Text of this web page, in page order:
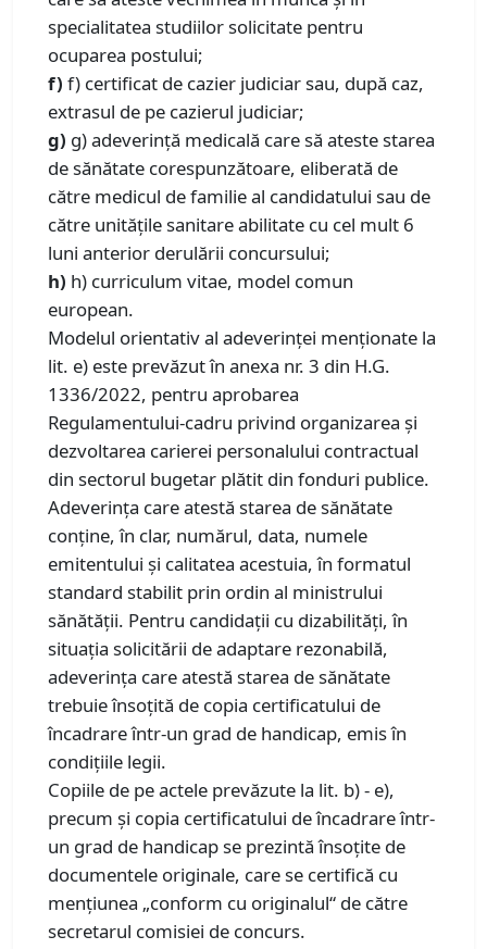
specialitatea studiilor solicitate pentru
ocuparea postului;
f) f) certificat de cazier judiciar sau, după caz,
extrasul de pe cazierul judiciar;
g) g) adeverință medicală care să ateste starea
de sănătate corespunzătoare, eliberată de
către medicul de familie al candidatului sau de
către unitățile sanitare abilitate cu cel mult 6
luni anterior derulării concursului;
h) h) curriculum vitae, model comun
european.
Modelul orientativ al adeverinţei menţionate la
lit. e) este prevăzut în anexa nr. 3 din H.G.
1336/2022, pentru aprobarea
Regulamentului-cadru privind organizarea şi
dezvoltarea carierei personalului contractual
din sectorul bugetar plătit din fonduri publice.
Adeverinţa care atestă starea de sănătate
conţine, în clar, numărul, data, numele
emitentului şi calitatea acestuia, în formatul
standard stabilit prin ordin al ministrului
sănătăţii. Pentru candidaţii cu dizabilităţi, în
situaţia solicitării de adaptare rezonabilă,
adeverinţa care atestă starea de sănătate
trebuie însoţită de copia certificatului de
încadrare într-un grad de handicap, emis în
condiţiile legii.
Copiile de pe actele prevăzute la lit. b) - e),
precum şi copia certificatului de încadrare într-
un grad de handicap se prezintă însoţite de
documentele originale, care se certifică cu
menţiunea „conform cu originalul“ de către
secretarul comisiei de concurs.